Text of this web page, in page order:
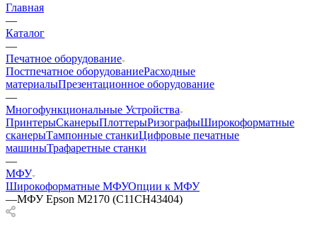
Главная
—
Каталог
—
Печатное оборудование
Постпечатное оборудованиеРасходные
материалыПрезентационное оборудование
—
Многофункциональные Устройства
ПринтерыСканерыПлоттерыРизографыШирокоформатные
сканерыТампонные станкиЦифровые печатные
машиныТрафаретные станки
—
МФУ
Широкоформатные МФУОпции к МФУ
—МФУ Epson M2170 (C11CH43404)